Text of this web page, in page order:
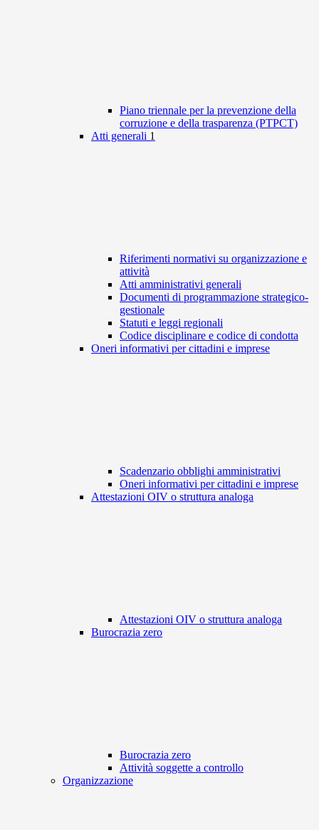
Piano triennale per la prevenzione della
corruzione e della trasparenza (PTPCT)
Atti generali 1
Riferimenti normativi su organizzazione e
attività
Atti amministrativi generali
Documenti di programmazione strategico-
gestionale
Statuti e leggi regionali
Codice disciplinare e codice di condotta
Oneri informativi per cittadini e imprese
Scadenzario obblighi amministrativi
Oneri informativi per cittadini e imprese
Attestazioni OIV o struttura analoga
Attestazioni OIV o struttura analoga
Burocrazia zero
Burocrazia zero
Attività soggette a controllo
Organizzazione